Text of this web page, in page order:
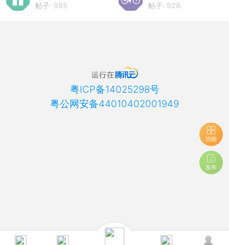
帖子: 985 帖子: 928
粤ICP备14025298号
粤公网安备44010402001949
功能
发布